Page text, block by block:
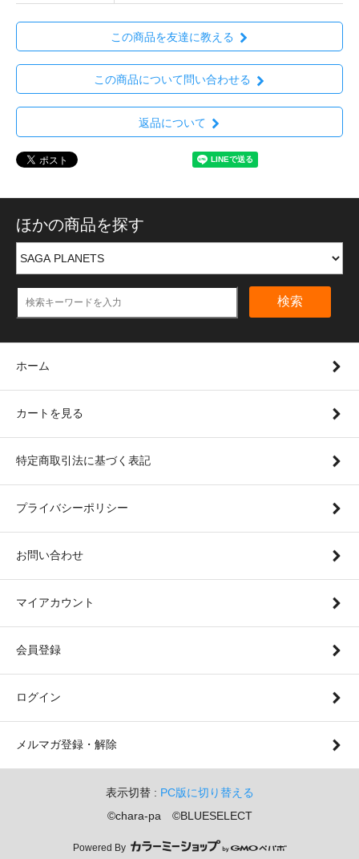
この商品を友達に教える
この商品について問い合わせる
返品について
ほかの商品を探す
検索
ホーム
カートを見る
特定商取引法に基づく表記
プライバシーポリシー
お問い合わせ
マイアカウント
会員登録
ログイン
メルマガ登録・解除
表示切替 : PC版に切り替える
©chara-pa ©BLUESELECT
Powered By